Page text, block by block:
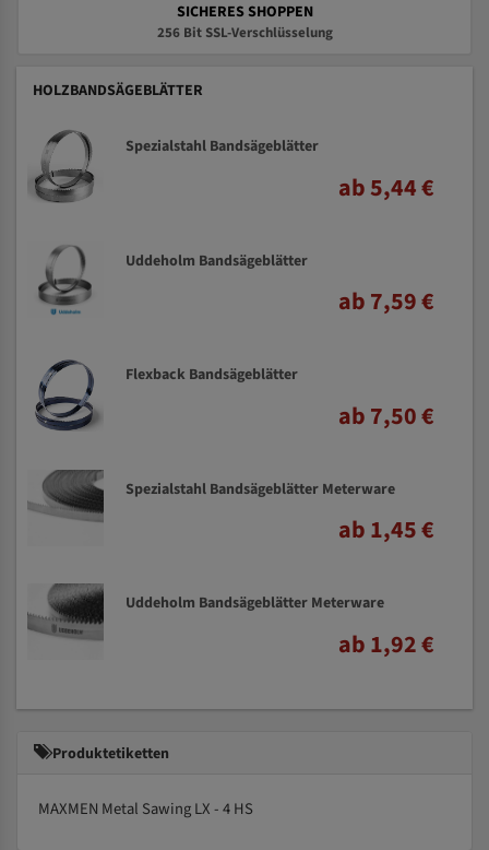
SICHERES SHOPPEN
256 Bit SSL-Verschlüsselung
HOLZBANDSÄGEBLÄTTER
Spezialstahl Bandsägeblätter
ab 5,44 €
Uddeholm Bandsägeblätter
ab 7,59 €
Flexback Bandsägeblätter
ab 7,50 €
Spezialstahl Bandsägeblätter Meterware
ab 1,45 €
Uddeholm Bandsägeblätter Meterware
ab 1,92 €
Produktetiketten
MAXMEN Metal Sawing LX - 4 HS